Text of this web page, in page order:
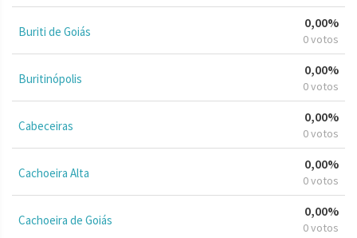
Buriti de Goiás
0,00%
0 votos
Buritinópolis
0,00%
0 votos
Cabeceiras
0,00%
0 votos
Cachoeira Alta
0,00%
0 votos
Cachoeira de Goiás
0,00%
0 votos